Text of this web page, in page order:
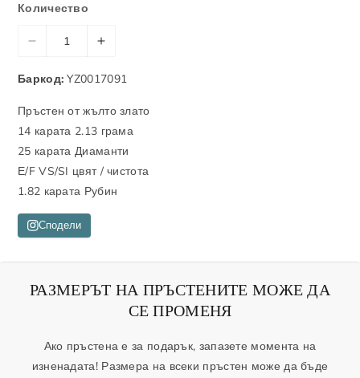
📬 Форма за контакт
📹 Запази онлайн среща с консултант
Количество
м
а
л
и
к
о
и
ч
е
с
т
У
е
л
и
ч
и
к
ч
е
с
о
Баркод: YZ0017091
Пръстен от жълто злато
14 карата 2.13 грама
25 карата Диаманти
Е/F VS/SI цвят / чистота
1.82 карата Рубин
Сподели
РАЗМЕРЪТ НА ПРЪСТЕНИТЕ МОЖЕ ДА
СЕ ПРОМЕНЯ
Ако пръстена е за подарък, запазете момента на
изненадата! Размера на всеки пръстен може да бъде